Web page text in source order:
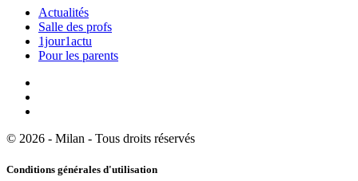
Actualités
Salle des profs
1jour1actu
Pour les parents
© 2026 - Milan - Tous droits réservés
Conditions générales d'utilisation